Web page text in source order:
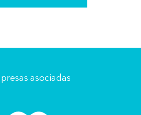
asociadas